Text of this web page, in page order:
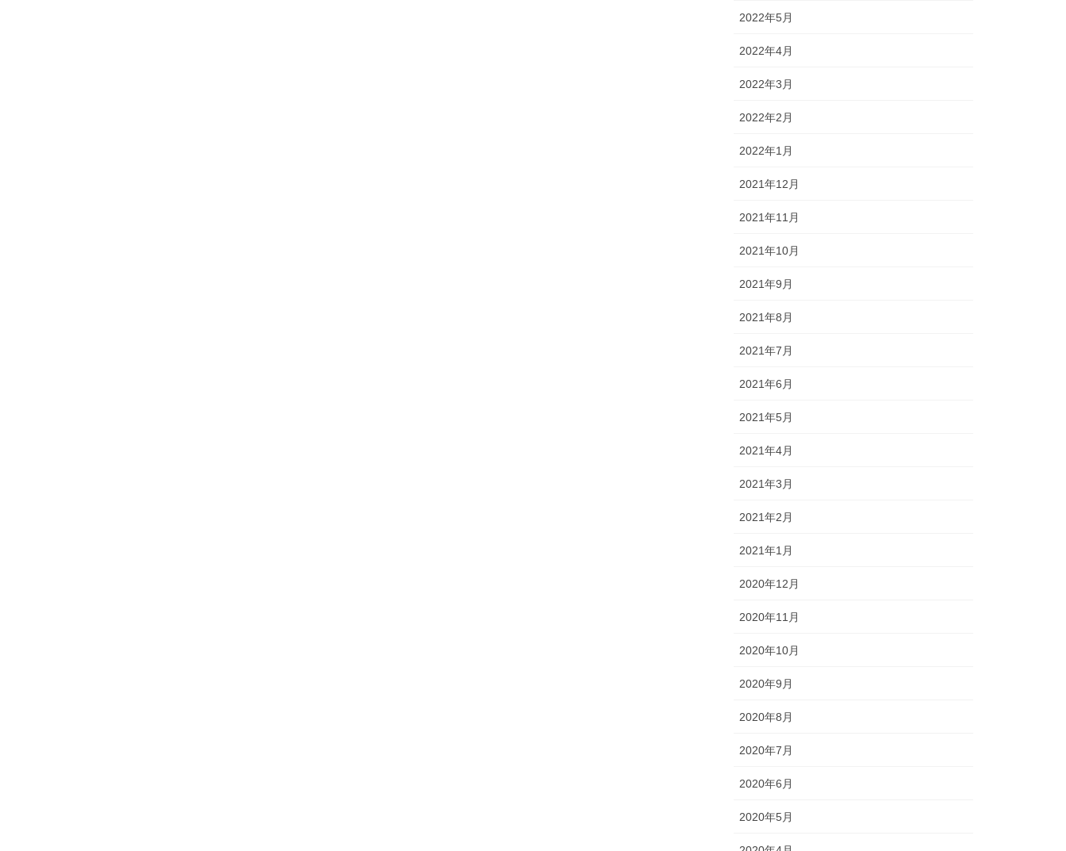
2022年5月
2022年4月
2022年3月
2022年2月
2022年1月
2021年12月
2021年11月
2021年10月
2021年9月
2021年8月
2021年7月
2021年6月
2021年5月
2021年4月
2021年3月
2021年2月
2021年1月
2020年12月
2020年11月
2020年10月
2020年9月
2020年8月
2020年7月
2020年6月
2020年5月